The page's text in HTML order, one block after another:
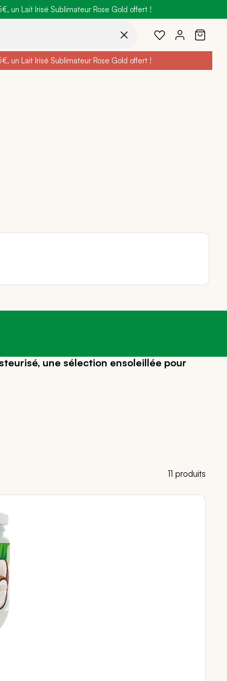
BELLEBIO
un Lait Irisé Sublimateur Rose Gold offert !
BELLEBIO
un Lait Irisé Sublimateur Rose Gold offert !
une sélection ensoleillée pour
11 produits